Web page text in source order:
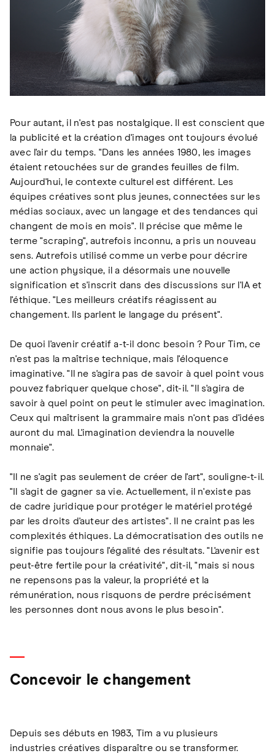
Pour autant, il n'est pas nostalgique. Il est conscient que
la publicité et la création d'images ont toujours évolué
avec l'air du temps. "Dans les années 1980, les images
étaient retouchées sur de grandes feuilles de film.
Aujourd'hui, le contexte culturel est différent. Les
équipes créatives sont plus jeunes, connectées sur les
médias sociaux, avec un langage et des tendances qui
changent de mois en mois". Il précise que même le
terme "scraping", autrefois inconnu, a pris un nouveau
sens. Autrefois utilisé comme un verbe pour décrire
une action physique, il a désormais une nouvelle
signification et s'inscrit dans des discussions sur l'IA et
l'éthique. "Les meilleurs créatifs réagissent au
changement. Ils parlent le langage du présent".
De quoi l'avenir créatif a-t-il donc besoin ? Pour Tim, ce
n'est pas la maîtrise technique, mais l'éloquence
imaginative. "Il ne s'agira pas de savoir à quel point vous
pouvez fabriquer quelque chose", dit-il. "Il s'agira de
savoir à quel point on peut le stimuler avec imagination.
Ceux qui maîtrisent la grammaire mais n'ont pas d'idées
auront du mal. L'imagination deviendra la nouvelle
monnaie".
"Il ne s'agit pas seulement de créer de l'art", souligne-t-il.
"Il s'agit de gagner sa vie. Actuellement, il n'existe pas
de cadre juridique pour protéger le matériel protégé
par les droits d'auteur des artistes". Il ne craint pas les
complexités éthiques. La démocratisation des outils ne
signifie pas toujours l'égalité des résultats. "L'avenir est
peut-être fertile pour la créativité", dit-il, "mais si nous
ne repensons pas la valeur, la propriété et la
rémunération, nous risquons de perdre précisément
les personnes dont nous avons le plus besoin".
Concevoir le changement
Depuis ses débuts en 1983, Tim a vu plusieurs
industries créatives disparaître ou se transformer.